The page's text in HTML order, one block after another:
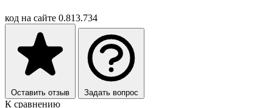
код на сайте 0.813.734
Оставить отзыв Задать вопрос
К сравнению